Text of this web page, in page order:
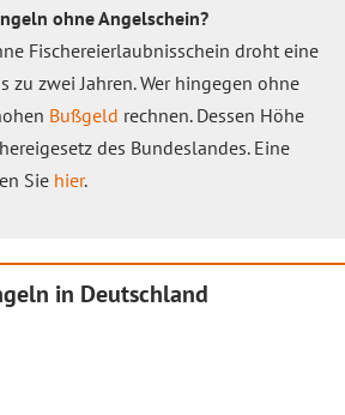
ohne Angelschein?
Fischereierlaubnisschein droht eine
zu zwei Jahren. Wer hingegen ohne
Bußgeld rechnen. Dessen Höhe
des Bundeslandes. Eine
Sie hier.
in Deutschland